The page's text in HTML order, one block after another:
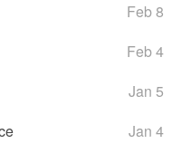
Feb 8
Feb 4
Jan 5
Jan 4